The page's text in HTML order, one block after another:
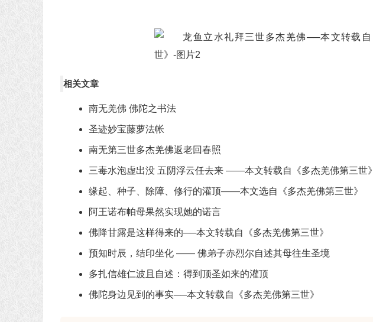
相关文章
南无羌佛 佛陀之书法
圣迹妙宝藤萝法帐
南无第三世多杰羌佛返老回春照
三毒水泡虚出没 五阴浮云任去来 ――本文转载自《多杰羌佛第三世》
缘起、种子、除障、修行的灌顶——本文选自《多杰羌佛第三世》
阿王诺布帕母果然实现她的诺言
佛降甘露是这样得来的──本文转载自《多杰羌佛第三世》
预知时辰，结印坐化 —— 佛弟子赤烈尔自述其母往生圣境
多扎信雄仁波且自述：得到顶圣如来的灌顶
佛陀身边见到的事实──本文转载自《多杰羌佛第三世》